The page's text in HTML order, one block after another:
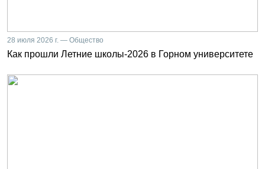
28 июля 2026 г. — Общество
Как прошли Летние школы-2026 в Горном университете